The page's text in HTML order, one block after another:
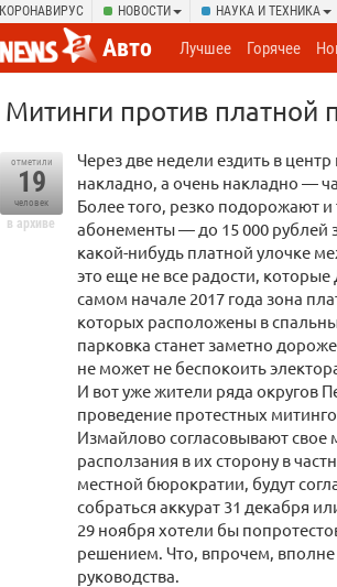
КОРОНАВИРУС НОВОСТИ НАУКА И ТЕХНИКА
Авто Лучшее Горячее
Митинги против платной
отметили
19
человек
в архиве
Через две недели ездить в
накладно, а очень накладно —
Более того, резко подорожают
абонементы — до 15 000 рублей
какой-нибудь платной улочке
это еще не все радости,
самом начале 2017 года зона
которых расположены в
парковка станет заметно
не может не беспокоить
И вот уже жители ряда округов
проведение протестных
Измайлово согласовывают
расползания в их сторону в
местной бюрократии, будут
собраться аккурат 31 декабря
29 ноября хотели бы
решением. Что, впрочем,
руководства.